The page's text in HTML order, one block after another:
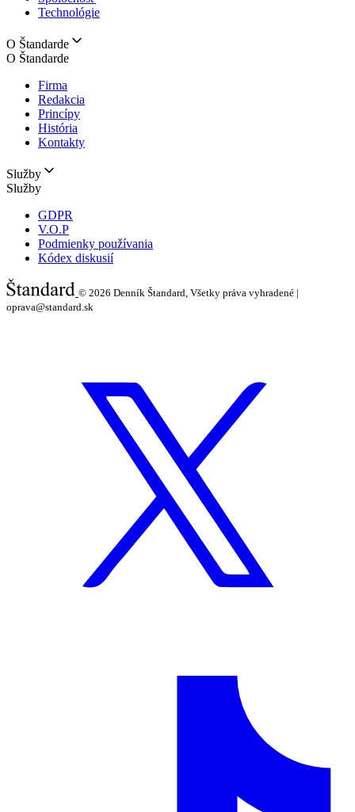
Technológie
O Štandarde
O Štandarde
Firma
Redakcia
Princípy
História
Kontakty
Služby
Služby
GDPR
V.O.P
Podmienky používania
Kódex diskusií
© 2026 Denník Štandard, Všetky práva vyhradené |
oprava@standard.sk